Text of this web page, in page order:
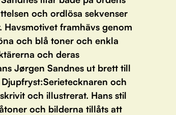
och ordlösa sekvenser
Havsmotivet framhävs genom
och blå toner och enkla
och deras
Jørgen Sandnes ut brett till
och
och illustrerat. Hans stil
och bilderna tillåts att